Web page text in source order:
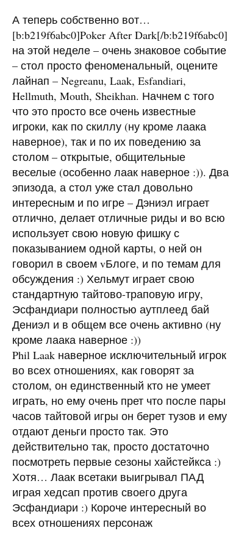
А теперь собственно вот…
[b:b219f6abc0]Poker After Dark[/b:b219f6abc0]
на этой неделе – очень знаковое событие
– стол просто феноменальный, оцените
лайнап – Negreanu, Laak, Esfandiari,
Hellmuth, Mouth, Sheikhan. Начнем с того
что это просто все очень известные
игроки, как по скиллу (ну кроме лаака
наверное), так и по их поведению за
столом – открытые, общительные
веселые (особенно лаак наверное :)). Два
эпизода, а стол уже стал довольно
интересным и по игре – Дэниэл играет
отлично, делает отличные риды и во всю
использует свою новую фишку с
показыванием одной карты, о ней он
говорил в своем vБлоге, и по темам для
обсуждения :) Хельмут играет свою
стандартную тайтово-траповую игру,
Эсфандиари полностью аутплеед бай
Дениэл и в общем все очень активно (ну
кроме лаака наверное :))
Phil Laak наверное исключительный игрок
во всех отношениях, как говорят за
столом, он единственный кто не умеет
играть, но ему очень прет что после пары
часов тайтовой игры он берет тузов и ему
отдают деньги просто так. Это
действительно так, просто достаточно
посмотреть первые сезоны хайстейкса :)
Хотя… Лаак всетаки выигрывал ПАД
играя хедсап против своего друга
Эсфандиари :) Короче интересный во
всех отношениях персонаж